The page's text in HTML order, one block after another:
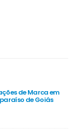
de Marca em
de Goiás